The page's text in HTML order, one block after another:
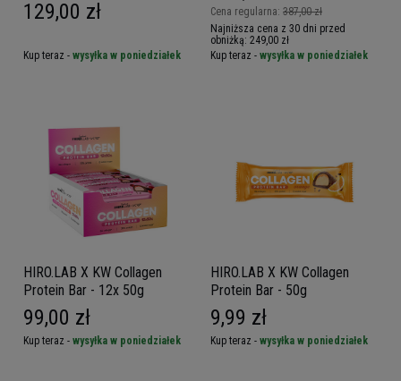
129,00 zł
Kup teraz - wysyłka w poniedziałek
Cena regularna: 387,00 zł
Najniższa cena z 30 dni przed
obniżką: 249,00 zł
Kup teraz - wysyłka w poniedziałek
HIRO.LAB X KW Collagen
Protein Bar - 12x 50g
99,00 zł
Kup teraz - wysyłka w poniedziałek
HIRO.LAB X KW Collagen
Protein Bar - 50g
9,99 zł
Kup teraz - wysyłka w poniedziałek